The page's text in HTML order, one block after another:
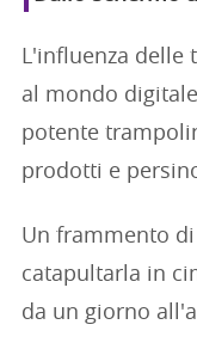
L'influenza delle
al mondo
potente
prodotti e
Un frammento
catapultarla in
da un giorno